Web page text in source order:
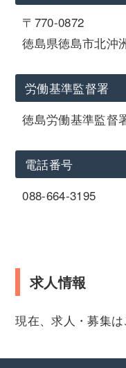
〒770-0872
徳島県徳島市北沖
労働基準監督署
徳島労働基準監督
電話番号
088-664-3195
求人情報
現在、求人・募集は